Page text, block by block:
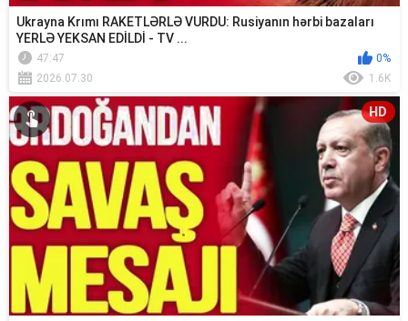
Ukrayna Krımı RAKETLƏRLƏ VURDU: Rusiyanın hərbi bazaları
YERLƏ YEKSAN EDİLDİ - TV ...
47:47
0%
2026.07.30
1.6K
HD